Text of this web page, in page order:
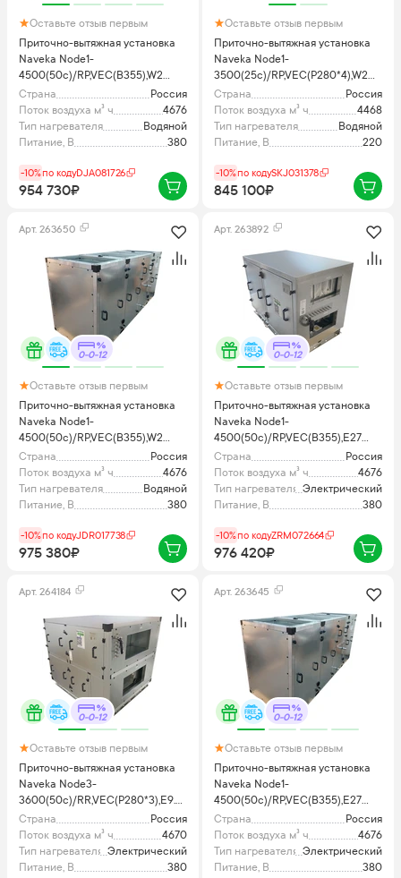
Оставьте отзыв первым
Приточно-вытяжная установка
Naveka Node1-
4500(50c)/RP,VEC(B355),W2
Classic с пультом TS4
Страна
Россия
Поток воздуха м³ ч
4676
Тип нагревателя
Водяной
Питание, В
380
-10%по кодуDJA081726
954 730₽
Оставьте отзыв первым
Приточно-вытяжная установка
Naveka Node1-
3500(25c)/RP,VEC(P280*4),W2
Compact
Страна
Россия
Поток воздуха м³ ч
4468
Тип нагревателя
Водяной
Питание, В
220
-10%по кодуSKJ031378
845 100₽
Арт. 263650
0-0-12
Оставьте отзыв первым
Приточно-вытяжная установка
Naveka Node1-
4500(50c)/RP,VEC(B355),W2
Vertical с пультом TS4
Страна
Россия
Поток воздуха м³ ч
4676
Тип нагревателя
Водяной
Питание, В
380
-10%по кодуJDR017738
975 380₽
Арт. 263892
0-0-12
Оставьте отзыв первым
Приточно-вытяжная установка
Naveka Node1-
4500(50c)/RP,VEC(B355),E27
Classic с пультом TS4
Страна
Россия
Поток воздуха м³ ч
4676
Тип нагревателя Электрический
Питание, В
380
-10%по кодуZRM072664
976 420₽
Арт. 264184
0-0-12
Оставьте отзыв первым
Приточно-вытяжная установка
Naveka Node3-
3600(50c)/RR,VEC(P280*3),E9.4
Classic
Страна
Россия
Поток воздуха м³ ч
4670
Тип нагревателя Электрический
Питание, В
380
Арт. 263645
0-0-12
Оставьте отзыв первым
Приточно-вытяжная установка
Naveka Node1-
4500(50c)/RP,VEC(B355),E27
Vertical с пультом TS4
Страна
Россия
Поток воздуха м³ ч
4676
Тип нагревателя Электрический
Питание, В
380